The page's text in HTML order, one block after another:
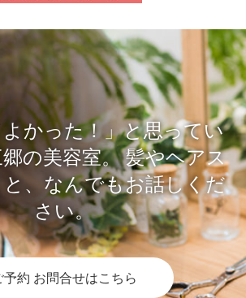
かった！」と思ってい
の美容室。髪やヘアス
、なんでもお話しくだ
さい。
予約 お問合せはこちら